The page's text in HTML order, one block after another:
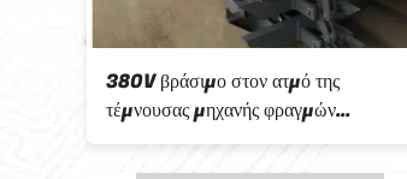
380V βράσιμο στον ατμό της
τέμνουσας μηχανής φραγμών
καροτσακιών AAC